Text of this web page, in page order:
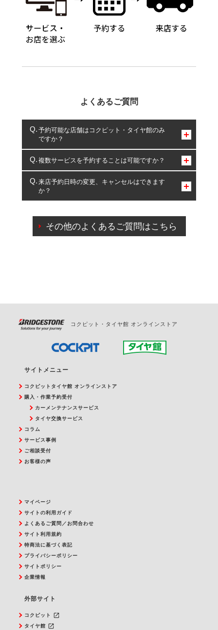
よくあるご質問
予約可能な店舗はコクピット・タイヤ館のみ
ですか？
コクピット・タイヤ館のみとなります。
複数サービスを予約することは可能ですか？
複数サービスのご予約は可能です。
一部の商品・サービスの組み合わせに限り、同時にご予約が
出来ないものもございます。
来店予約日時の変更、キャンセルはできます
か？
ご来店予約日の3営業日前を過ぎている場合のご予約
の日時変更につきましては、直接ご予約の店舗まで
その他のよくあるご質問はこちら
コクピット・タイヤ館 オンラインストア
サイトメニュー
コクピットタイヤ館 オンラインストア
購入・作業予約受付
カーメンテナンスサービス
タイヤ交換サービス
コラム
サービス事例
ご相談受付
お客様の声
マイページ
サイトの利用ガイド
よくあるご質問／お問合わせ
サイト利用規約
特商法に基づく表記
プライバシーポリシー
サイトポリシー
企業情報
外部サイト
コクピット launch
タイヤ館 launch